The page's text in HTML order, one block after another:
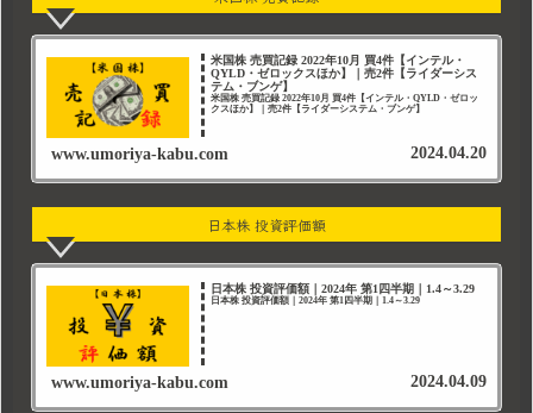
米国株 売買記録 2022年10月 買4件【インテル・
QYLD・ゼロックスほか】｜売2件【ライダーシス
テム・ブンゲ】
米国株 売買記録 2022年10月 買4件【インテル・QYLD・ゼロッ
クスほか】｜売2件【ライダーシステム・ブンゲ】
www.umoriya-kabu.com 2024.04.20
日本株 投資評価額
日本株 投資評価額｜2024年 第1四半期｜1.4～3.29
日本株 投資評価額｜2024年 第1四半期｜1.4～3.29
www.umoriya-kabu.com 2024.04.09